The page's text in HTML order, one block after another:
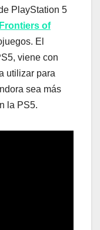
PlayStation 5
of
El
viene con
utilizar para
sea más
la PS5.